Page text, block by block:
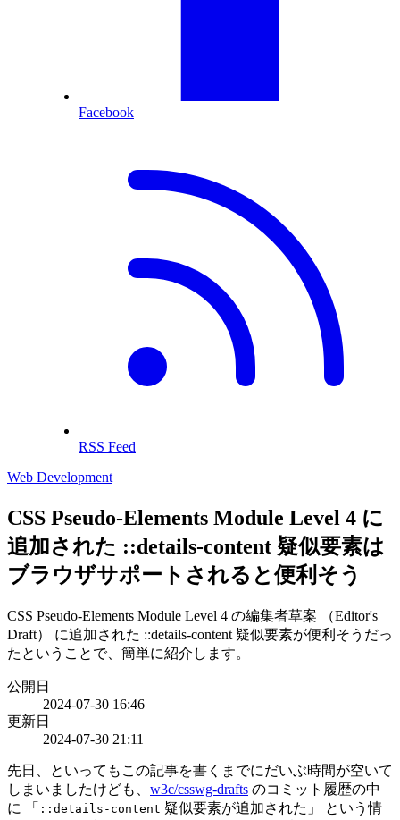
Facebook
RSS Feed
Web Development
CSS Pseudo-Elements Module Level 4 に
追加された ::details-content 疑似要素は
ブラウザサポートされると便利そう
CSS Pseudo-Elements Module Level 4 の編集者草案 （Editor's
Draft） に追加された ::details-content 疑似要素が便利そうだっ
たということで、簡単に紹介します。
公開日
2024-07-30 16:46
更新日
2024-07-30 21:11
先日、といってもこの記事を書くまでにだいぶ時間が空いて
しまいましたけども、 w3c/csswg-drafts のコミット履歴の中
に 「 ::details-content 疑似要素が追加された」 という情